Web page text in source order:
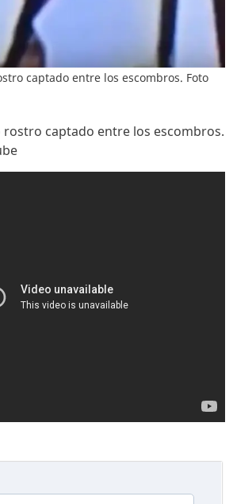
captado entre los escombros. Foto
rostro captado entre los escombros.